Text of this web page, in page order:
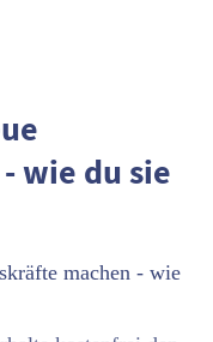
wie du sie